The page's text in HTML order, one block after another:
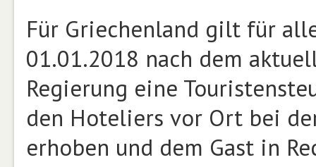
Für Griechenland gilt für
01.01.2018 nach dem
Regierung eine
den Hoteliers vor Ort bei
erhoben und dem Gast in